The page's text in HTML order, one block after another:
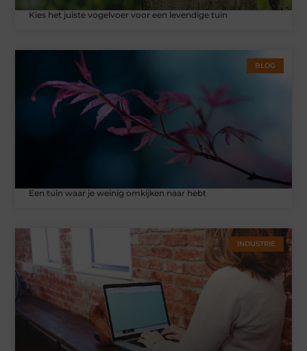
Kies het juiste vogelvoer voor een levendige tuin
BLOG
Een tuin waar je weinig omkijken naar hebt
INDUSTRIE